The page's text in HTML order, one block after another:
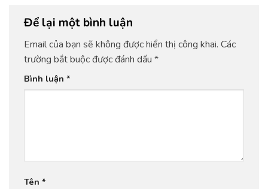
Để lại một bình luận
Email của bạn sẽ không được hiển thị công khai. Các
trường bắt buộc được đánh dấu *
Bình luận *
Tên *